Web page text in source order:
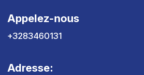
Appelez-nous
+3283460131
Adresse: